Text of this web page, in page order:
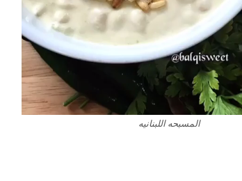
المسبحه اللبنانيه